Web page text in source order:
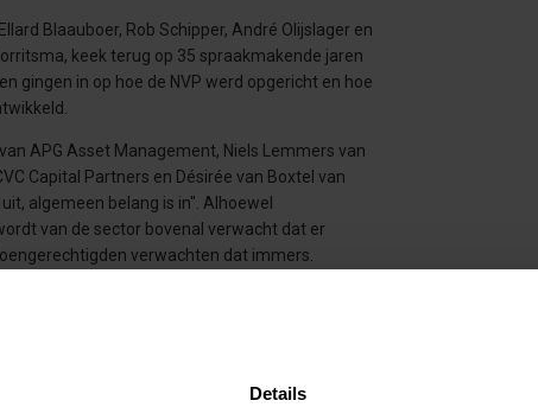
Details
Blaauboer, Rob Schipper, André Olijslager en
keek terug op 35 spraakmakende jaren
gingen in op hoe de NVP werd opgericht en hoe
APG Asset Management, Niels Lemmers van
Capital Partners en Désirée van Boxtel van
algemeen belang is in". Alhoewel
van de sector bovenal verwacht dat er
verwachten dat immers.
Geel, Felice Verduyn - van Weegen, Pauline
keek gezamenlijk naar de uitdagingen in
Profit blijft echter belangrijk. Bedrijven